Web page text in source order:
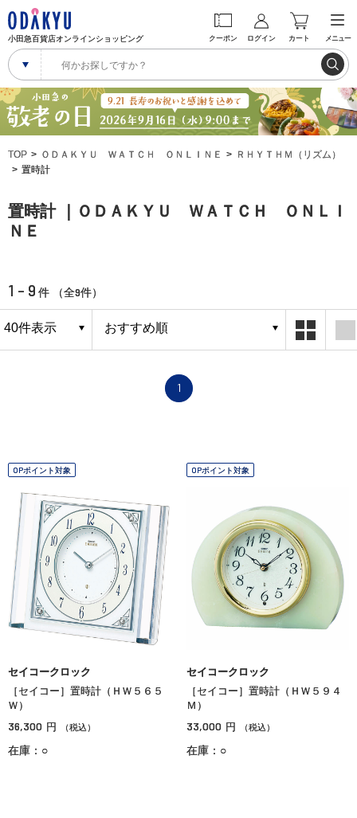
小田急百貨店オンラインショッピング クーポン ログイン カート メニュー
TOP ＯＤＡＫＹＵ ＷＡＴＣＨ ＯＮＬＩＮＥ
ＲＨＹＴＨＭ（リズム）
置時計
置時計 ｜ＯＤＡＫＹＵ ＷＡＴＣＨ ＯＮＬＩ
ＮＥ
1 - 9 件 （全9件）
1
OPポイント対象
セイコークロック
［セイコー］置時計（ＨＷ５６５
Ｗ）
36,300 円 （税込）
在庫：○
OPポイント対象
セイコークロック
［セイコー］置時計（ＨＷ５９４
Ｍ）
33,000 円 （税込）
在庫：○